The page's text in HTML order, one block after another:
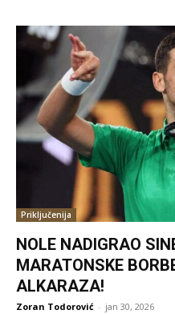
Priključenija
NOLE NADIGRAO
MARATONSKE
ALKARAZA!
Zoran Todorović - jan 30, 2026